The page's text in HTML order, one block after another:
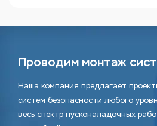
Проводим монтаж
Наша компания предлагает
систем безопасности любого
весь спектр пусконаладочных